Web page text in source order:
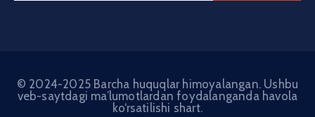
© 2024-2025 Barcha huquqlar himoyalangan. Ushbu
veb-saytdagi ma’lumotlardan foydalanganda havola
ko‘rsatilishi shart.